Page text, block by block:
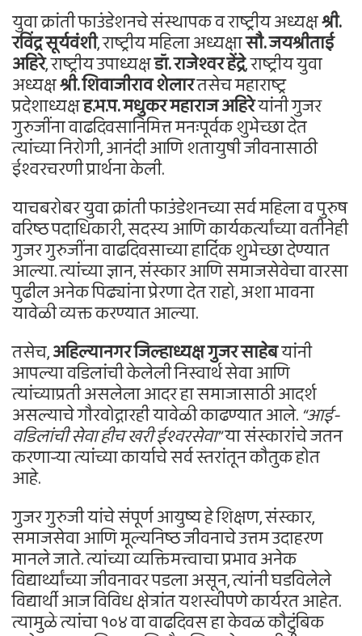
युवा क्रांती फाउंडेशनचे संस्थापक व राष्ट्रीय अध्यक्षश्री.
रविंद्र सूर्यवंशी, राष्ट्रीय महिला अध्यक्षासौ. जयश्रीताई
अहिरे, राष्ट्रीय उपाध्यक्षडॉ. राजेश्वर हेंद्रे, राष्ट्रीय युवा
अध्यक्षश्री. शिवाजीराव शेलारतसेच महाराष्ट्र
प्रदेशाध्यक्षह.भ.प. मधुकर महाराज अहिरेयांनी गुजर
गुरुजींना वाढदिवसानिमित्त मनःपूर्वक शुभेच्छा देत
त्यांच्या निरोगी, आनंदी आणि शतायुषी जीवनासाठी
ईश्वरचरणी प्रार्थना केली.
याचबरोबर युवा क्रांती फाउंडेशनच्या सर्व महिला व पुरुष
वरिष्ठ पदाधिकारी, सदस्य आणि कार्यकर्त्यांच्या वतीनेही
गुजर गुरुजींना वाढदिवसाच्या हार्दिक शुभेच्छा देण्यात
आल्या. त्यांच्या ज्ञान, संस्कार आणि समाजसेवेचा वारसा
पुढील अनेक पिढ्यांना प्रेरणा देत राहो, अशा भावना
यावेळी व्यक्त करण्यात आल्या.
तसेच,अहिल्यानगर जिल्हाध्यक्ष गुजर साहेबयांनी
आपल्या वडिलांची केलेली निस्वार्थ सेवा आणि
त्यांच्याप्रती असलेला आदर हा समाजासाठी आदर्श
असल्याचे गौरवोद्गारही यावेळी काढण्यात आले.“आई-
वडिलांची सेवा हीच खरी ईश्वरसेवा”या संस्कारांचे जतन
करणाऱ्या त्यांच्या कार्याचे सर्व स्तरांतून कौतुक होत
आहे.
गुजर गुरुजी यांचे संपूर्ण आयुष्य हे शिक्षण, संस्कार,
समाजसेवा आणि मूल्यनिष्ठ जीवनाचे उत्तम उदाहरण
मानले जाते. त्यांच्या व्यक्तिमत्त्वाचा प्रभाव अनेक
विद्यार्थ्यांच्या जीवनावर पडला असून, त्यांनी घडविलेले
विद्यार्थी आज विविध क्षेत्रांत यशस्वीपणे कार्यरत आहेत.
त्यामुळे त्यांचा १०४ वा वाढदिवस हा केवळ कौटुंबिक